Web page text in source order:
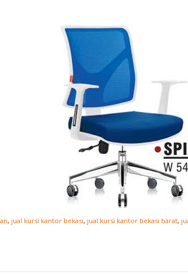
, jual kursi kantor bekasi, jual kursi kantor bekasi barat,